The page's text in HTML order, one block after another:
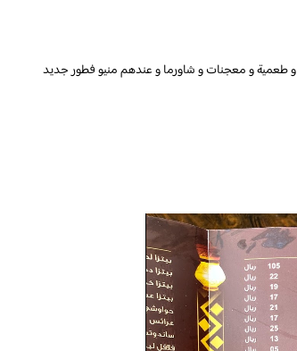
طعمية و معجنات و شاورما و عندهم منيو فطور جديد